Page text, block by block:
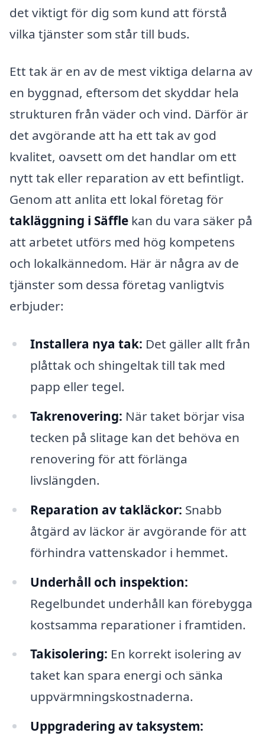
det viktigt för dig som kund att förstå
vilka tjänster som står till buds.
Ett tak är en av de mest viktiga delarna av
en byggnad, eftersom det skyddar hela
strukturen från väder och vind. Därför är
det avgörande att ha ett tak av god
kvalitet, oavsett om det handlar om ett
nytt tak eller reparation av ett befintligt.
Genom att anlita ett lokal företag för
takläggning i Säffle kan du vara säker på
att arbetet utförs med hög kompetens
och lokalkännedom. Här är några av de
tjänster som dessa företag vanligtvis
erbjuder:
Installera nya tak: Det gäller allt från
plåttak och shingeltak till tak med
papp eller tegel.
Takrenovering: När taket börjar visa
tecken på slitage kan det behöva en
renovering för att förlänga
livslängden.
Reparation av takläckor: Snabb
åtgärd av läckor är avgörande för att
förhindra vattenskador i hemmet.
Underhåll och inspektion:
Regelbundet underhåll kan förebygga
kostsamma reparationer i framtiden.
Takisolering: En korrekt isolering av
taket kan spara energi och sänka
uppvärmningskostnaderna.
Uppgradering av taksystem: